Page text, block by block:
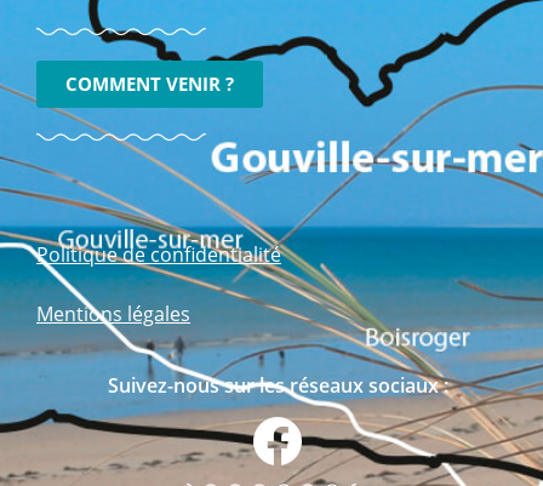
COMMENT VENIR ?
Politique de confidentialité
Mentions légales
Suivez-nous sur les réseaux sociaux :